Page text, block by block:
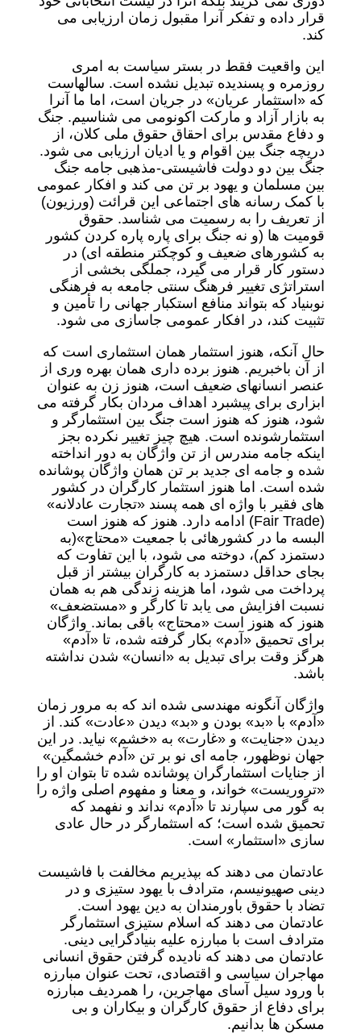
قرار داده و تفکر آنرا مقبول زمان ارزیابی می
کند.
این واقعیت فقط در بستر سیاست به امری
روزمره و پسندیده تبدیل نشده است. سالهاست
که «استثمار عریان» در جریان است، اما ما آنرا
به بازار آزاد و مارکت اکونومی می شناسیم. جنگ
و دفاع مقدس برای احقاق حقوق ملی کلان، از
دریچه جنگ بین اقوام و یا ادیان ارزیابی می شود.
جنگ بین دو دولت فاشیستی-مذهبی جامه جنگ
بین مسلمان و یهود بر تن می کند و افکار عمومی
با کمک رسانه های اجتماعی این قرائت (ورزیون)
از تعریف را به رسمیت می شناسد. حقوق
قومیت ها (و نه جنگ برای پاره پاره کردن کشور
به کشورهای ضعیف و کوچکتر منطقه ای) در
دستور کار قرار می گیرد، جملگی بخشی از
استراتژی تغییر فرهنگ سنتی جامعه به فرهنگی
نوبنیاد که بتواند منافع استکبار جهانی را تأمین و
تثبیت کند، در افکار عمومی جاسازی می شود.
حال آنکه، هنوز استثمار همان استثماری است که
از آن باخبریم. هنوز برده داری همان بهره وری از
عنصر انسانهای ضعیف است، هنوز زن به عنوان
ابزاری برای پیشبرد اهداف مردان بکار گرفته می
شود، هنوز که هنوز است جنگ بین استثمارگر و
استثمارشونده است. هیچ چیز تغییر نکرده بجز
اینکه جامه مندرس از تن واژگان به دور انداخته
شده و جامه ای جدید بر تن همان واژگان پوشانده
شده است. اما هنوز استثمار کارگران در کشور
های فقیر با واژه ای همه پسند «تجارت عادلانه»
(Fair Trade) ادامه دارد. هنوز که هنوز است
البسه ما در کشورهائی با جمعیت «محتاج»(به
دستمزد کم)، دوخته می شود، با این تفاوت که
بجای حداقل دستمزد به کارگران بیشتر از قبل
پرداخت می شود، اما هزینه زندگی هم به همان
نسبت افزایش می یابد تا کارگر و «مستضعف»
هنوز که هنوز است «محتاج» باقی بماند. واژگان
برای تحمیق «آدم» بکار گرفته شده، تا «آدم»
هرگز وقت برای تبدیل به «انسان» شدن نداشته
باشد.
واژگان آنگونه مهندسی شده اند که به مرور زمان
«آدم» با «بد» بودن و «بد» دیدن «عادت» کند. از
دیدن «جنایت» و «غارت» به «خشم» نیاید. در این
جهان نوظهور، جامه ای نو بر تن «آدم خشمگین»
از جنایات استثمارگران پوشانده شده تا بتوان او را
«تروریست» خواند، و معنا و مفهوم اصلی واژه را
به گور می سپارند تا «آدم» نداند و نفهمد که
تحمیق شده است؛ که استثمارگر در حال عادی
سازی «استثمار» است.
عادتمان می دهند که بپذیریم مخالفت با فاشیست
دینی صهیونیسم، مترادف با یهود ستیزی و در
تضاد با حقوق باورمندان به دین یهود است.
عادتمان می دهند که اسلام ستیزی استثمارگر
مترادف است با مبارزه علیه بنیادگرایی دینی.
عادتمان می دهند که نادیده گرفتن حقوق انسانی
مهاجران سیاسی و اقتصادی، تحت عنوان مبارزه
با ورود سیل آسای مهاجرین، را همردیف مبارزه
برای دفاع از حقوق کارگران و بیکاران و بی
مسکن ها بدانیم.